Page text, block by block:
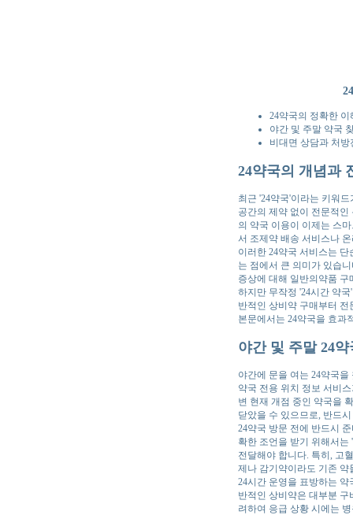
24약국의 정확한 이
야간 및 주말 약국
비대면 상담과 처
24약국의 개념과
최근 '24약국'이라는 키워
공간의 제약 없이 전문적
의 약국 이용이 이제는 스
서 조제약 배송 서비스나
이러한 24약국 서비스는
는 점에서 큰 의미가 있습
증상에 대해 일반의약품
하지만 무작정 '24시간 약
반적인 상비약 구매부터
본문에서는 24약국을 효과
야간 및 주말 24
야간에 문을 여는 24약국
약국 전용 위치 정보 서비
변 현재 개점 중인 약국을
닫았을 수 있으므로, 반드
24약국 방문 전에 반드시
확한 조언을 받기 위해서
전달해야 합니다. 특히, 고
제나 감기약이라도 기존
24시간 운영을 표방하는
반적인 상비약은 대부분
려하여 응급 상황 시에는